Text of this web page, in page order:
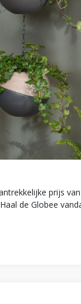
prijs
de Globee